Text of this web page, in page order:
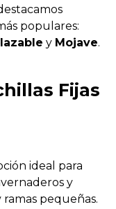
populares:
y Mojave.
Fijas
ideal para
y
pequeñas.